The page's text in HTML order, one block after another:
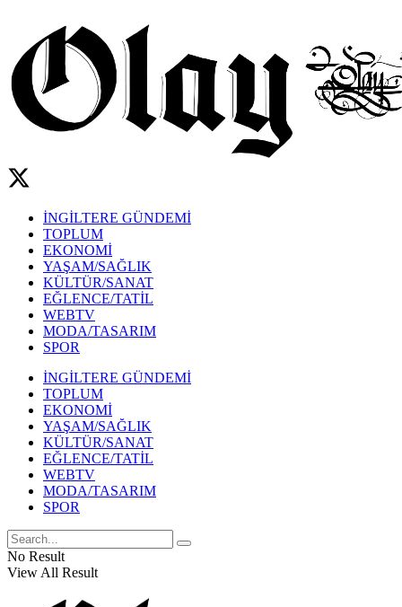
İNGİLTERE GÜNDEMİ
TOPLUM
EKONOMİ
YAŞAM/SAĞLIK
KÜLTÜR/SANAT
EĞLENCE/TATİL
WEBTV
MODA/TASARIM
SPOR
İNGİLTERE GÜNDEMİ
TOPLUM
EKONOMİ
YAŞAM/SAĞLIK
KÜLTÜR/SANAT
EĞLENCE/TATİL
WEBTV
MODA/TASARIM
SPOR
No Result
View All Result